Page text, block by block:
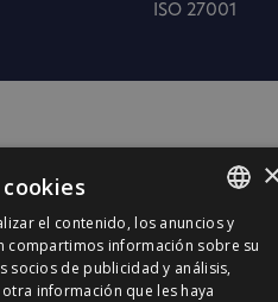
ISO 27001
SPANISH
CATALÀ
el contenido, los anuncios y
compartimos información sobre su
socios de publicidad y análisis,
información que les haya